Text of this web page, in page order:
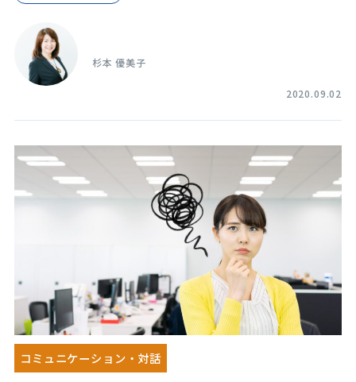
杉本 優美子
2020.09.02
コミュニケーション・対話